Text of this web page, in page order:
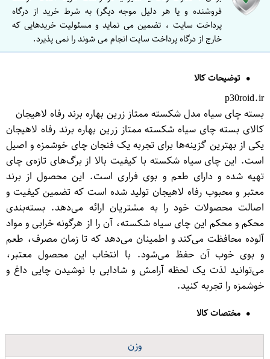
فروشنده و یا هر دلیل موجه دیگر) به شرط خرید از درگاه
پرداخت سایت ، تضمین می نماید و مسئولیت خریدهایی که
خارج از درگاه پرداخت سایت انجام می شوند را نمی پذیرد.
توضیحات کالا
p30roid.ir
بسته چای سیاه مدل شکسته ممتاز زرین بهاره برند رفاه لاهیجان
کالای بسته چای سیاه شکسته ممتاز زرین بهاره برند رفاه لاهیجان
یکی از بهترین گزینه‌ها برای تجربه یک فنجان چای خوشمزه و اصیل
است. این چای سیاه شکسته با کیفیت بالا از برگ‌های تازه‌ی چای
تهیه شده و دارای طعم و بوی فراری است. این محصول از برند
معتبر و محبوب رفاه لاهیجان تولید شده است که تضمین کیفیت و
اصالت محصولات خود را به مشتریان ارائه می‌دهد. بسته‌بندی
محکم و محکم این چای سیاه شکسته، آن را از هرگونه خرابی و مواد
آلوده محافظت می‌کند و اطمینان می‌دهد که تا زمان مصرف، طعم
و بوی خوب آن حفظ می‌شود. با انتخاب این محصول معتبر،
می‌توانید لذت یک لحظه آرامش و شادابی با نوشیدن چایی داغ و
خوشمزه را تجربه کنید.
مختصات کالا
وزن